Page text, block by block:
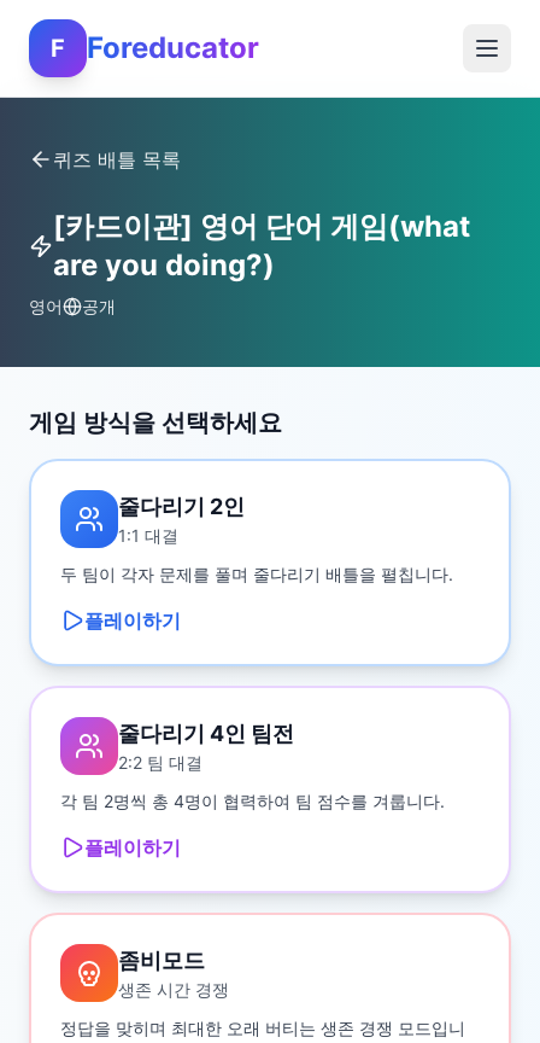
F Foreducator
퀴즈 배틀 목록
[카드이관] 영어 단어 게임(what
are you doing?)
영어 공개
게임 방식을 선택하세요
줄다리기 2인
1:1 대결
두 팀이 각자 문제를 풀며 줄다리기 배틀을 펼칩니다.
플레이하기
줄다리기 4인 팀전
2:2 팀 대결
각 팀 2명씩 총 4명이 협력하여 팀 점수를 겨룹니다.
플레이하기
좀비모드
생존 시간 경쟁
정답을 맞히며 최대한 오래 버티는 생존 경쟁 모드입니